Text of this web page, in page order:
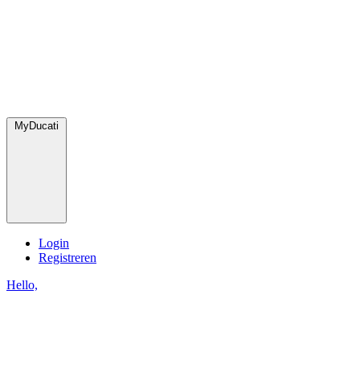
MyDucati
Login
Registreren
Hello,